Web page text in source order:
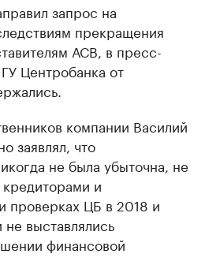
запрос на
прекращения
АСВ, в пресс-
Центробанка от
компании Василий
заявлял, что
не была убыточна, не
и
проверках ЦБ в 2018 и
выставлялись
финансовой